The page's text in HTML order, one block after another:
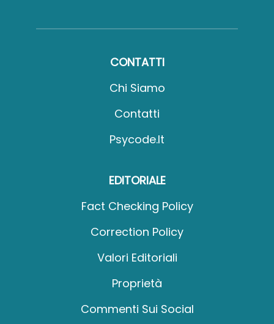
CONTATTI
Chi Siamo
Contatti
Psycode.it
EDITORIALE
Fact Checking Policy
Correction Policy
Valori Editoriali
Proprietà
Commenti Sui Social